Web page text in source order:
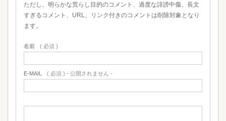
ただし、明らかな荒らし目的のコメント、過度な誹謗中傷、長文
すぎるコメント、URL、リンク付きのコメントは削除対象となり
ます。
名前 ( 必須 )
E-MAIL ( 必須 ) - 公開されません -